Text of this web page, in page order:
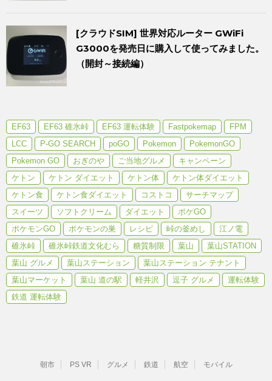
[クラウドSIM] 世界対応ルーター GWiFi
G3000を発売日に購入して使ってみました。
（開封～接続編）
EF63 EF63 碓氷峠 EF63 運転体験 Fastpokemap
FPM
LCC
P-GO SEARCH poGO Pokemon
PokemonGO
Pokemon GO
おぎのや ご当地グルメ
キャンペーン
ケトン
ケトン ダイエット ケトン体
ケトン体ダイエット
ケトン食
ケトン食ダイエット コストコ
サーチマップ
スイーツ
ソフトクリーム ダイエット
ポケGO
ポケモンGO
ポケモンの巣 レシピ 峠の釜めし
江ノ電
碓氷峠
碓氷峠鉄道文化むら 糖質制限 葉山
葉山STATION
葉山 グルメ
葉山ステーション
葉山ステーション テナント
葉山マーケット
葉山 道の駅 軽井沢 逗子 グルメ
運転体験
鉄道 運転体験
朝市 PS VR グルメ 鉄道 航空 モバイル